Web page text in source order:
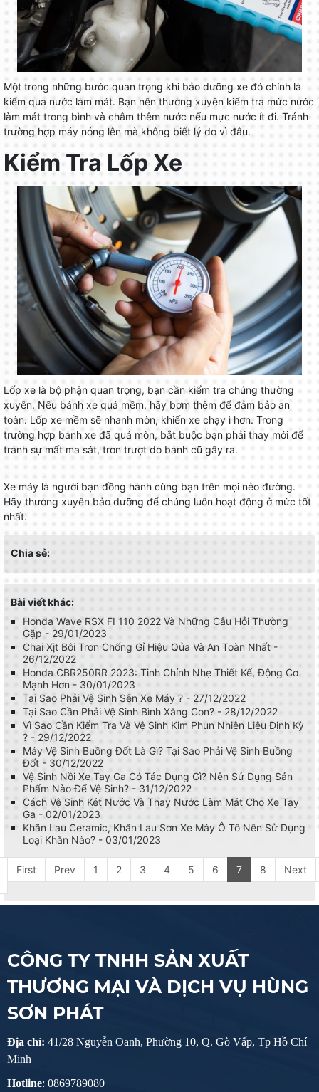
Một trong những bước quan trọng khi bảo dưỡng xe đó chính là
kiểm qua nước làm mát. Bạn nên thường xuyên kiểm tra mức nước
làm mát trong bình và châm thêm nước nếu mực nước ít đi. Tránh
trường hợp máy nóng lên mà không biết lý do vì đâu.
Kiểm Tra Lốp Xe
Lốp xe là bộ phận quan trọng, bạn cần kiểm tra chúng thường
xuyên. Nếu bánh xe quá mềm, hãy bơm thêm để đảm bảo an
toàn. Lốp xe mềm sẽ nhanh mòn, khiến xe chạy ì hơn. Trong
trường hợp bánh xe đã quá mòn, bắt buộc bạn phải thay mới để
tránh sự mất ma sát, trơn trượt do bánh cũ gây ra.
Xe máy là người bạn đồng hành cùng bạn trên mọi nẻo đường.
Hãy thường xuyên bảo dưỡng để chúng luôn hoạt động ở mức tốt
nhất.
Chia sẻ:
Bài viết khác:
Honda Wave RSX FI 110 2022 Và Những Câu Hỏi Thường
Gặp - 29/01/2023
Chai Xịt Bôi Trơn Chống Gỉ Hiệu Qủa Và An Toàn Nhất -
26/12/2022
Honda CBR250RR 2023: Tinh Chỉnh Nhẹ Thiết Kế, Động Cơ
Mạnh Hơn - 30/01/2023
Tại Sao Phải Vệ Sinh Sên Xe Máy ? - 27/12/2022
Tại Sao Cần Phải Vệ Sinh Bình Xăng Con? - 28/12/2022
Vì Sao Cần Kiểm Tra Và Vệ Sinh Kim Phun Nhiên Liệu Định Kỳ
? - 29/12/2022
Máy Vệ Sinh Buồng Đốt Là Gì? Tại Sao Phải Vệ Sinh Buồng
Đốt - 30/12/2022
Vệ Sinh Nồi Xe Tay Ga Có Tác Dụng Gì? Nên Sử Dụng Sản
Phẩm Nào Để Vệ Sinh? - 31/12/2022
Cách Vệ Sinh Két Nước Và Thay Nước Làm Mát Cho Xe Tay
Ga - 02/01/2023
Khăn Lau Ceramic, Khăn Lau Sơn Xe Máy Ô Tô Nên Sử Dụng
Loại Khăn Nào? - 03/01/2023
First Prev 1 2 3 4 5 6 7 8 Next
CÔNG TY TNHH SẢN XUẤT
THƯƠNG MẠI VÀ DỊCH VỤ HÙNG
SƠN PHÁT
Địa chỉ: 41/28 Nguyễn Oanh, Phường 10, Q. Gò Vấp, Tp Hồ Chí
Minh
Hotline: 0869789080